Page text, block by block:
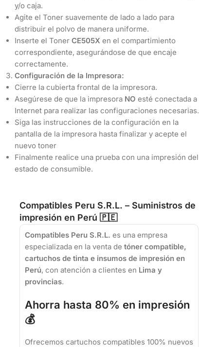
y/o caja.
Agite el Toner suavemente de lado a lado para
distribuir el polvo de manera uniforme.
Inserte el Toner CE505X en el compartimiento
correspondiente, asegurándose de que encaje
correctamente.
Configuración de la Impresora:
Cierre la cubierta frontal de la impresora.
Asegúrese de que la impresora NO esté conectada a
Internet para realizar las configuraciones necesarias.
Siga las instrucciones de la configuración en la
pantalla de la impresora hasta finalizar y acepte el
nuevo toner
Finalmente realice una prueba con una impresión del
estado de consumible.
Compatibles Peru S.R.L. – Suministros de
impresión en Perú 🇵🇪
Compatibles Peru S.R.L. es una empresa
especializada en la venta de tóner compatible,
cartuchos de tinta e insumos de impresión en
Perú, con atención a clientes en Lima y
provincias.
Ahorra hasta 80% en impresión
💰
Ofrecemos cartuchos compatibles 100% nuevos